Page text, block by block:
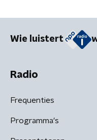
Wie luistert
Radio
Frequenties
Programma's